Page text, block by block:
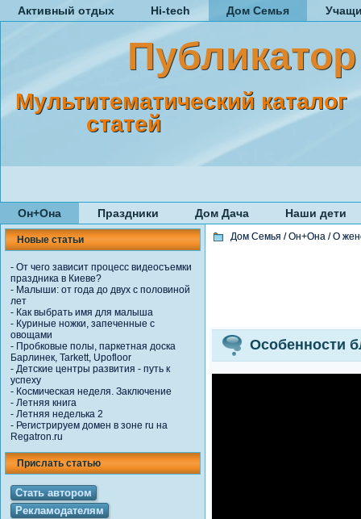
Активный отдых Hi-tech Дом Семья
Публикатор
Мультитематический каталог
статей
Он+Она Праздники Дом Дача Наши дети
Новые статьи
- От чего зависит процесс видеосъемки
праздника в Киеве?
- Малыши: от года до двух с половиной
лет
- Как выбрать имя для малыша
- Куриные ножки, запеченные с
овощами
- Пробковые полы, паркетная доска
Барлинек, Tarkett, Upofloor
- Детские центры развития - путь к
успеху
- Космическая неделя. Заключение
- Летняя книга
- Летняя неделька 2
- Регистрируем домен в зоне ru на
Regatron.ru
Прислать статью
Стать автором
Рекламодателям
Дом Семья /Он+Она /О
Особенности